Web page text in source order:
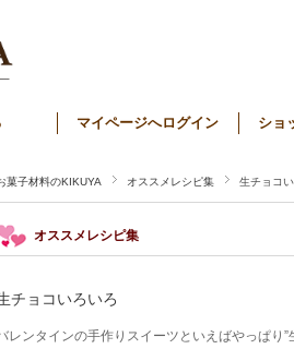
マイページへログイン ショ
菓子材料のKIKUYA オススメレシピ集 生チョコ
オススメレシピ集
チョコいろいろ
レンタインの手作りスイーツといえばやっぱり”